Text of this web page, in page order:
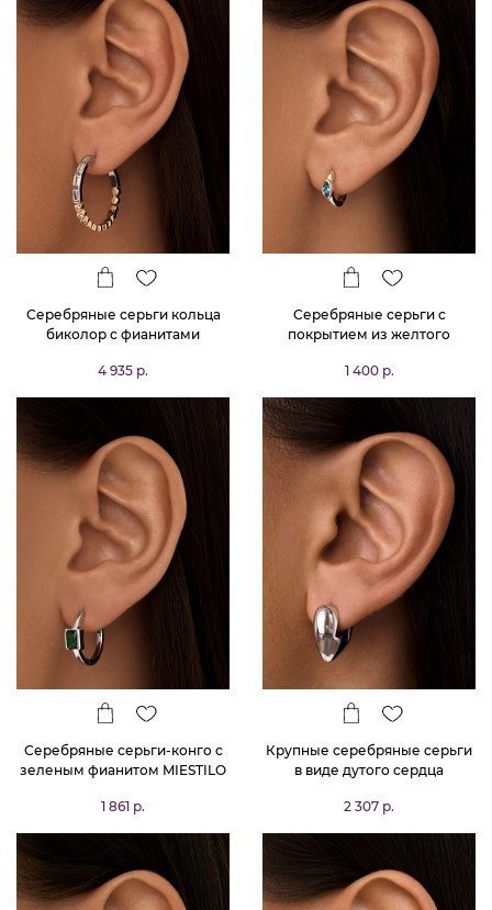
Серебряные серьги кольца
биколор с фианитами
4 935 р.
Серебряные серьги с
покрытием из желтого
шпинелью
1 400 р.
Серебряные серьги-конго с
зеленым фианитом MIESTILO
1 861 р.
Крупные серебряные серьги
в виде дутого сердца
2 307 р.